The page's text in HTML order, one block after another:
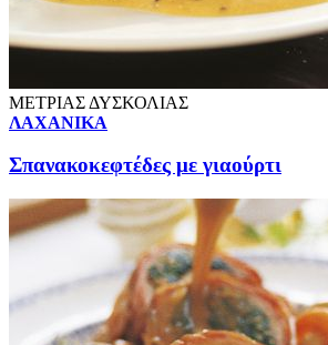
ΜΕΤΡΙΑΣ ΔΥΣΚΟΛΙΑΣ
ΛΑΧΑΝΙΚΑ
Σπανακοκεφτέδες με γιαούρτι